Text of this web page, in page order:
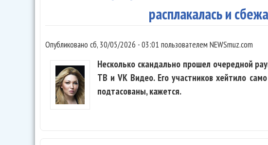
расплакалась и
Опубликовано сб, 30/05/2026 - 03:01 пользователем NEWSmuz.com
Несколько скандально прошел очередной
ТВ и VK Видео. Его участников хейтило
подтасованы, кажется.